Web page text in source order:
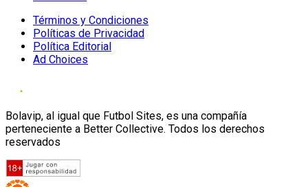
Términos y Condiciones
Políticas de Privacidad
Política Editorial
Ad Choices
Bolavip, al igual que Futbol Sites, es una compañía
perteneciente a Better Collective. Todos los derechos
reservados